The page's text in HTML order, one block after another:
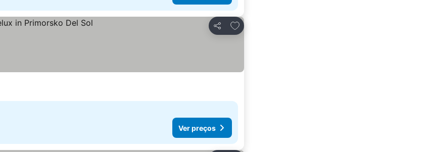
Partilhar
Adicionar aos favoritos
Ver preços